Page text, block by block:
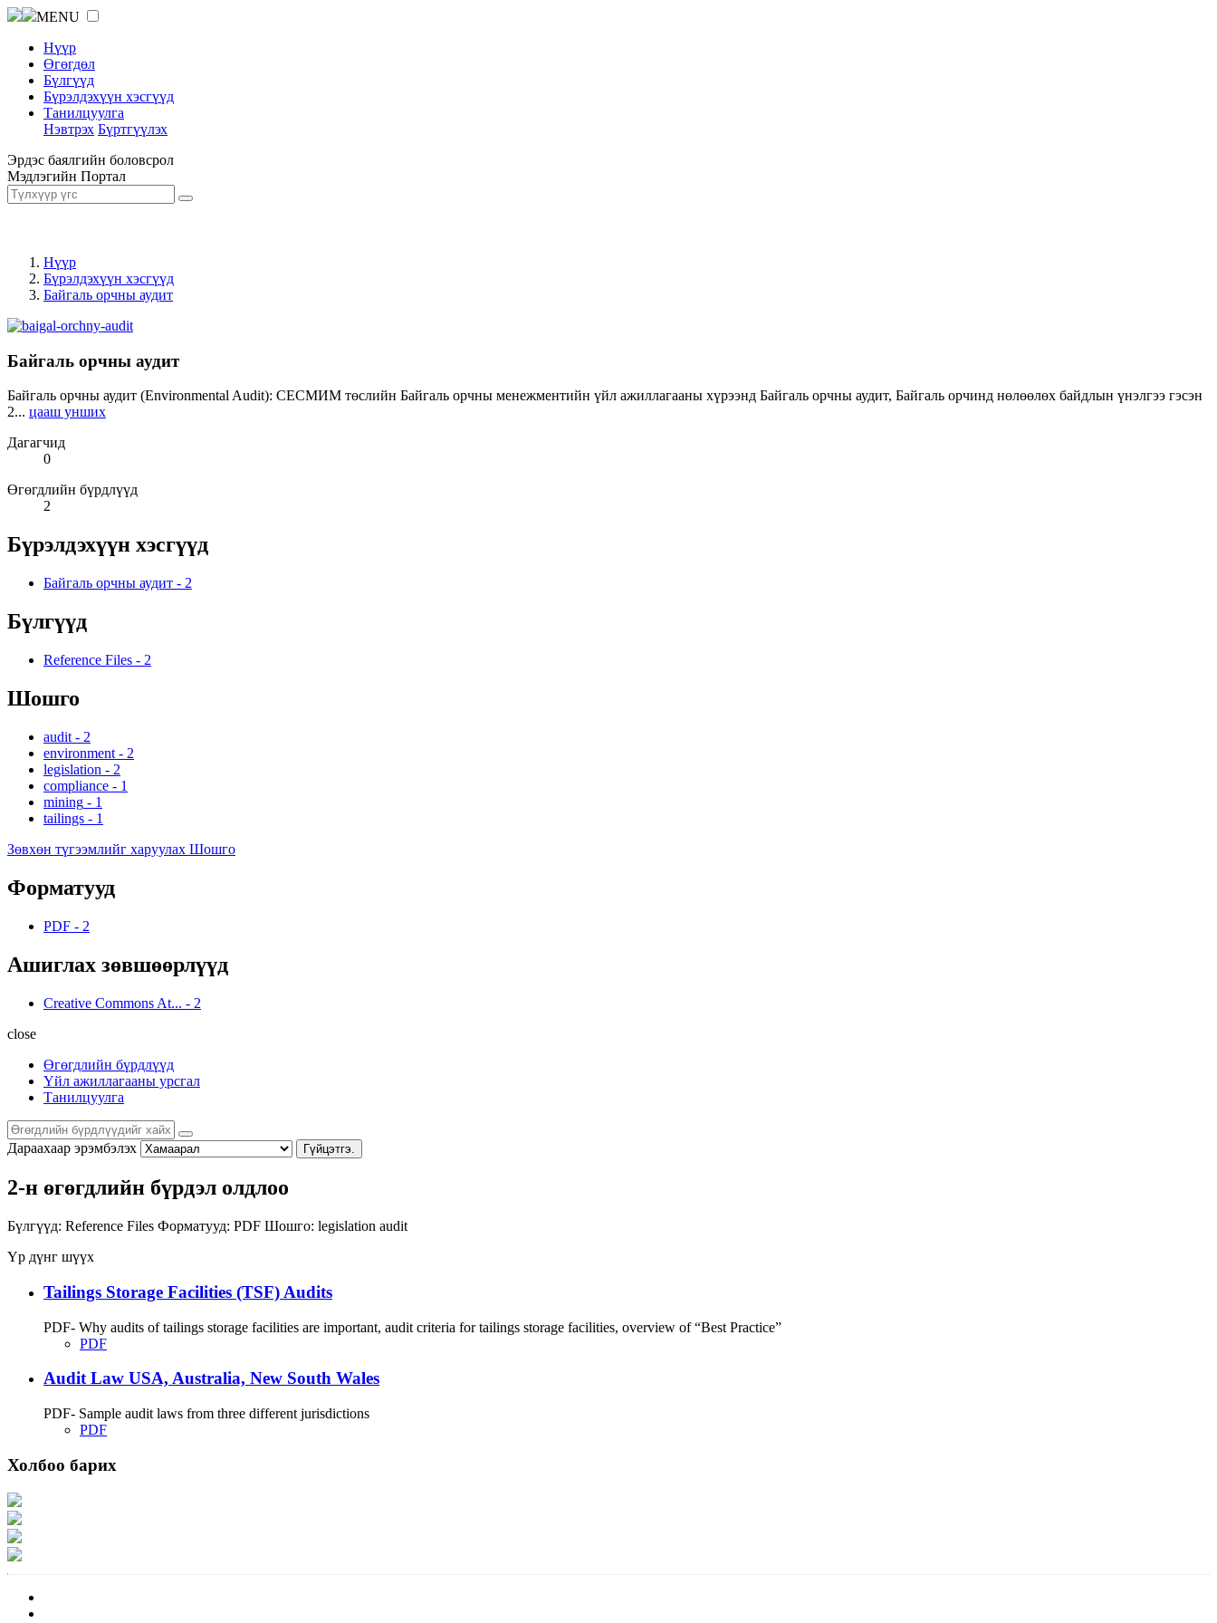
MENU
Нүүр
Өгөгдөл
Бүлгүүд
Бүрэлдэхүүн хэсгүүд
Танилцуулга
Нэвтрэх Бүртгүүлэх
Эрдэс баялгийн боловсрол
Мэдлэгийн Портал
Нүүр
Бүрэлдэхүүн хэсгүүд
Байгаль орчны аудит
Байгаль орчны аудит
Байгаль орчны аудит (Environmental Audit): СЕСМИМ төслийн Байгаль орчны менежментийн үйл ажиллагааны хүрээнд Байгаль орчны аудит, Байгаль орчинд нөлөөлөх байдлын үнэлгээ гэсэн
2... цааш унших
Дагагчид
0
Өгөгдлийн бүрдлүүд
2
Бүрэлдэхүүн хэсгүүд
Байгаль орчны аудит - 2
Бүлгүүд
Reference Files - 2
Шошго
audit - 2
environment - 2
legislation - 2
compliance - 1
mining - 1
tailings - 1
Зөвхөн түгээмлийг харуулах Шошго
Форматууд
PDF - 2
Ашиглах зөвшөөрлүүд
Creative Commons At... - 2
close
Өгөгдлийн бүрдлүүд
Үйл ажиллагааны урсгал
Танилцуулга
Дараахаар эрэмбэлэх Гүйцэтгэ.
2-н өгөгдлийн бүрдэл олдлоо
Бүлгүүд: Reference Files Форматууд: PDF Шошго: legislation audit
Үр дүнг шүүх
Tailings Storage Facilities (TSF) Audits
PDF- Why audits of tailings storage facilities are important, audit criteria for tailings storage facilities, overview of “Best Practice”
PDF
Audit Law USA, Australia, New South Wales
PDF- Sample audit laws from three different jurisdictions
PDF
Холбоо барих